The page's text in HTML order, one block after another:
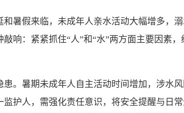
假来临，未成年人亲水活动大幅增多，溺
响：紧紧抓住“人”和“水”两方面主要因素
暑期未成年人自主活动时间增加，涉水风
监护人，需强化责任意识，将安全提醒与日